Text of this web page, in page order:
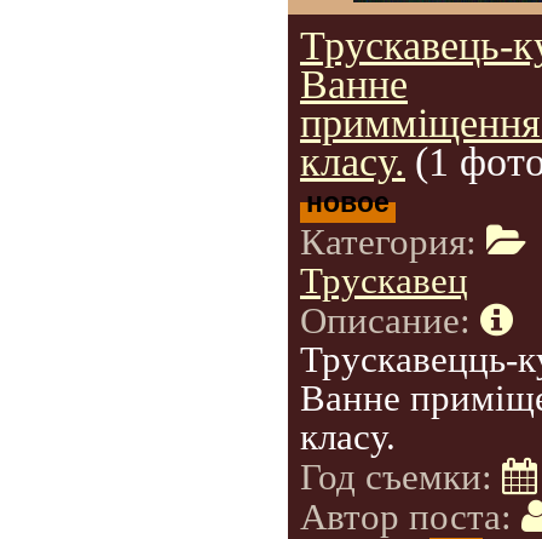
Трускавець-
Ванне
класу. (1
новое
Категория:
Трускавец
Описание:
Трускавецць-
Ванне
класу.
Год съемки:
Автор поста: